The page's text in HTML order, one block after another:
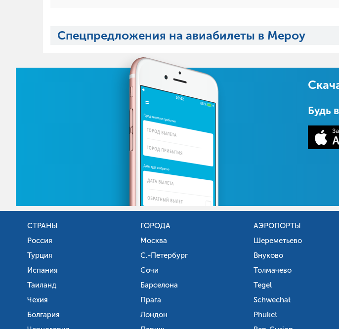
Спецпредложения на авиабилеты в Мероу
Будь
СТРАНЫ
Россия
Турция
Испания
Таиланд
Чехия
Болгария
ГОРОДА
Москва
С.-Петербург
Сочи
Барселона
Прага
Лондон
АЭРОПОРТЫ
Шереметьево
Внуково
Толмачево
Tegel
Schwechat
Phuket